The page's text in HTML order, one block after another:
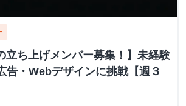
立ち上げメンバー募集！】未経験
告・Webデザインに挑戦【週３